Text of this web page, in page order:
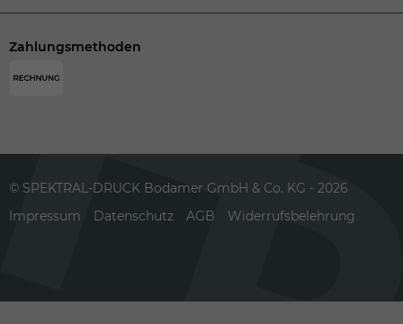
Zahlungsmethoden
© SPEKTRAL-DRUCK Bodamer GmbH & Co. KG - 2026
Impressum
Datenschutz AGB Widerrufsbelehrung